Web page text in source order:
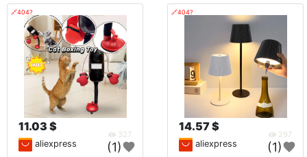
🔗404?
11.03 $
327
aliexpress (1)
🔗404?
14.57 $
297
aliexpress (1)